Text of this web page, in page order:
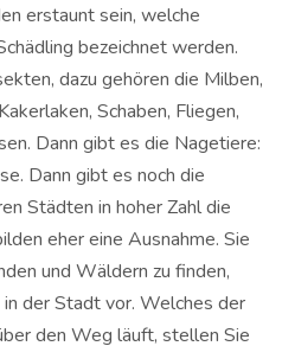
erstaunt sein, welche
bezeichnet werden.
dazu gehören die Milben,
Schaben, Fliegen,
Dann gibt es die Nagetiere:
Dann gibt es noch die
Städten in hoher Zahl die
eher eine Ausnahme. Sie
und Wäldern zu finden,
in der Stadt vor. Welches der
den Weg läuft, stellen Sie